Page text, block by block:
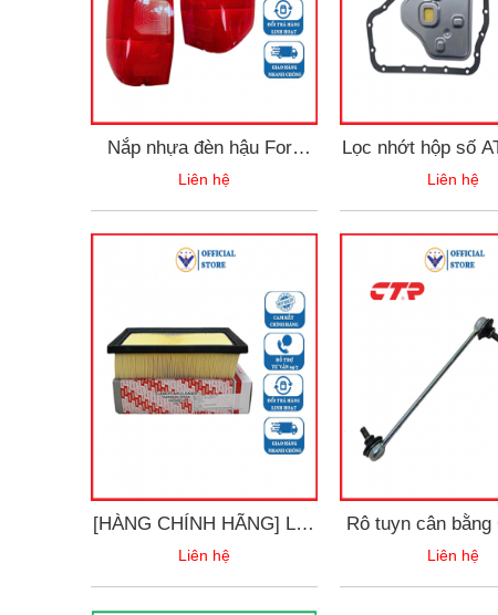
Nắp nhựa đèn hậu Ford
Ranger XLS 2022-2025
Liên hệ
Lọc nhớt hộp số
XPANDER & MG
Liên hệ
[HÀNG CHÍNH HÃNG] Lọc
gió động cơ Mitshubishi
Liên hệ
Rô tuyn cân bằng
MitsubishiLiên hệ